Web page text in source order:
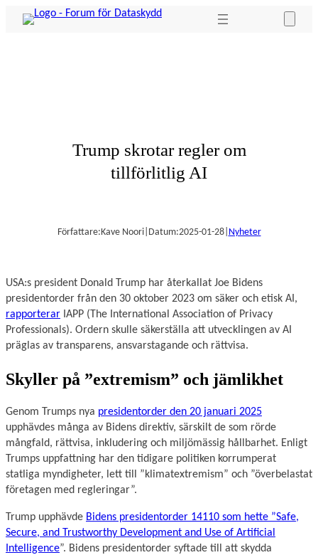
Hoppa
Trump skrotar regler om
tillförlitlig AI
Författare:Kave Noori| Datum:2025-01-28| Nyheter
USA:s president Donald Trump har återkallat Joe Bidens
presidentorder från den 30 oktober 2023 om säker och etisk AI,
rapporterar IAPP (The International Association of Privacy
Professionals). Ordern skulle säkerställa att utvecklingen av AI
präglas av transparens, ansvarstagande och rättvisa.
Skyller på ”extremism” och jämlikhet
Genom Trumps nya presidentorder den 20 januari 2025
upphävdes många av Bidens direktiv, särskilt de som rörde
mångfald, rättvisa, inkludering och miljömässig hållbarhet. Enligt
Trumps uppfattning har den tidigare politiken korrumperat
statliga myndigheter, lett till ”klimatextremism” och ”överbelastat
företagen med regleringar”.
Trump upphävde Bidens presidentorder 14110 som hette ”Safe,
Secure, and Trustworthy Development and Use of Artificial
Intelligence”. Bidens presidentorder syftade till att skydda